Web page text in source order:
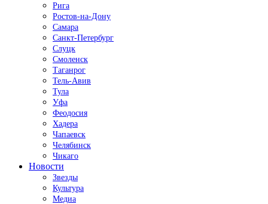
Рига
Ростов-на-Дону
Самара
Санкт-Петербург
Слуцк
Смоленск
Таганрог
Тель-Авив
Тула
Уфа
Феодосия
Хадера
Чапаевск
Челябинск
Чикаго
Новости
Звезды
Культура
Медиа